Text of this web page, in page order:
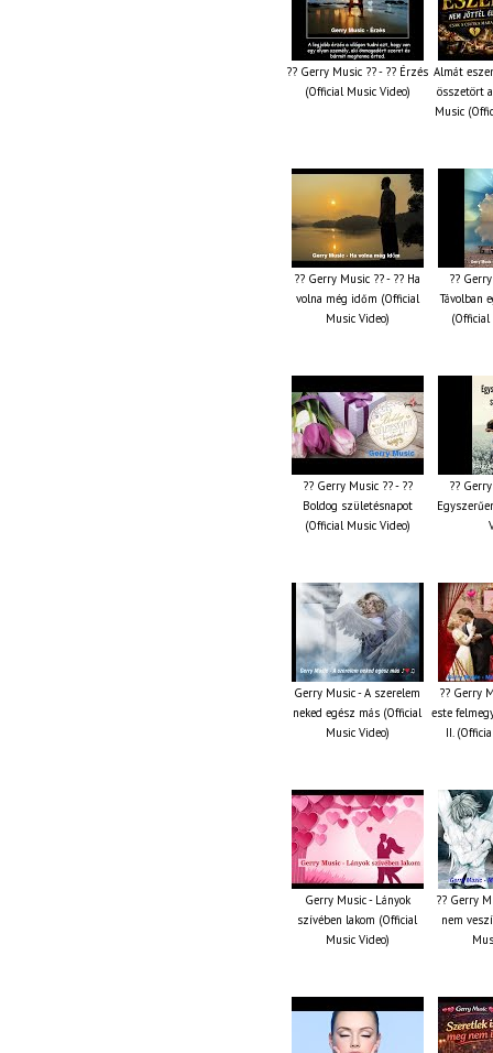
?? Gerry Music ?? - ?? Érzés
(Official Music Video)
Almát
összetört
Music
?? Gerry Music ?? - ?? Ha
volna még időm (Official
Music Video)
??
Távolban
(Official
?? Gerry Music ?? - ??
Boldog születésnapot
(Official Music Video)
??
Gerry Music - A szerelem
neked egész más (Official
Music Video)
?? Gerry
este
II.
Gerry Music - Lányok
szívében lakom (Official
Music Video)
?? Gerry
nem